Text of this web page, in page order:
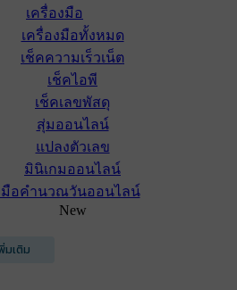
เครื่องมือ
เครื่องมือทั้งหมด
เช็คความเร็วเน็ต
เช็คไอพี
เช็คเลขพัสดุ
สุ่มออนไลน์
แปลงตัวเลข
มินิเกมออนไลน์
มือคำนวณวันออนไลน์
New
มเติม